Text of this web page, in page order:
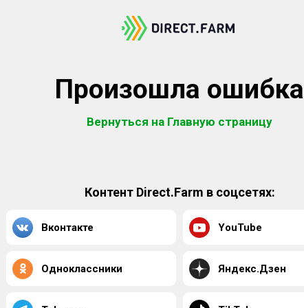
Произошла ошибка
Вернуться на Главную страницу
Контент Direct.Farm в соцсетях:
Вконтакте YouTube
Одноклассники Яндекс.Дзен